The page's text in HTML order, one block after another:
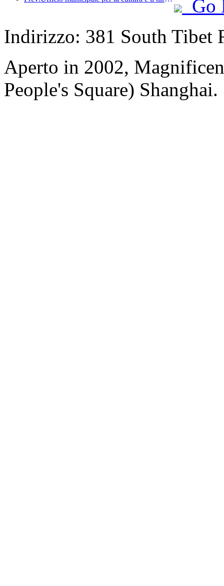
Go
Indirizzo: 381 South Tibet
Aperto in 2002,
People's Square) Shanghai.